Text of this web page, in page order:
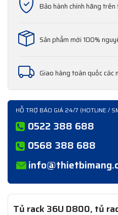
Bảo hành chính hãng
Sản phẩm mới 100%
Giao hàng toàn quốc các
HỖ TRỢ BÁO GIÁ 24/7 (HOTLINE /
0522 388 688
0568 388 688
Tủ rack 36U D800, tủ